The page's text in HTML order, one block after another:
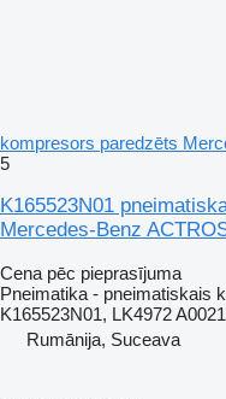
kompresors paredzēts
5
K165523N01
Mercedes-Benz
Cena pēc pieprasījuma
Pneimatika - pneimatiskais
K165523N01, LK4972
Rumānija, Suceava